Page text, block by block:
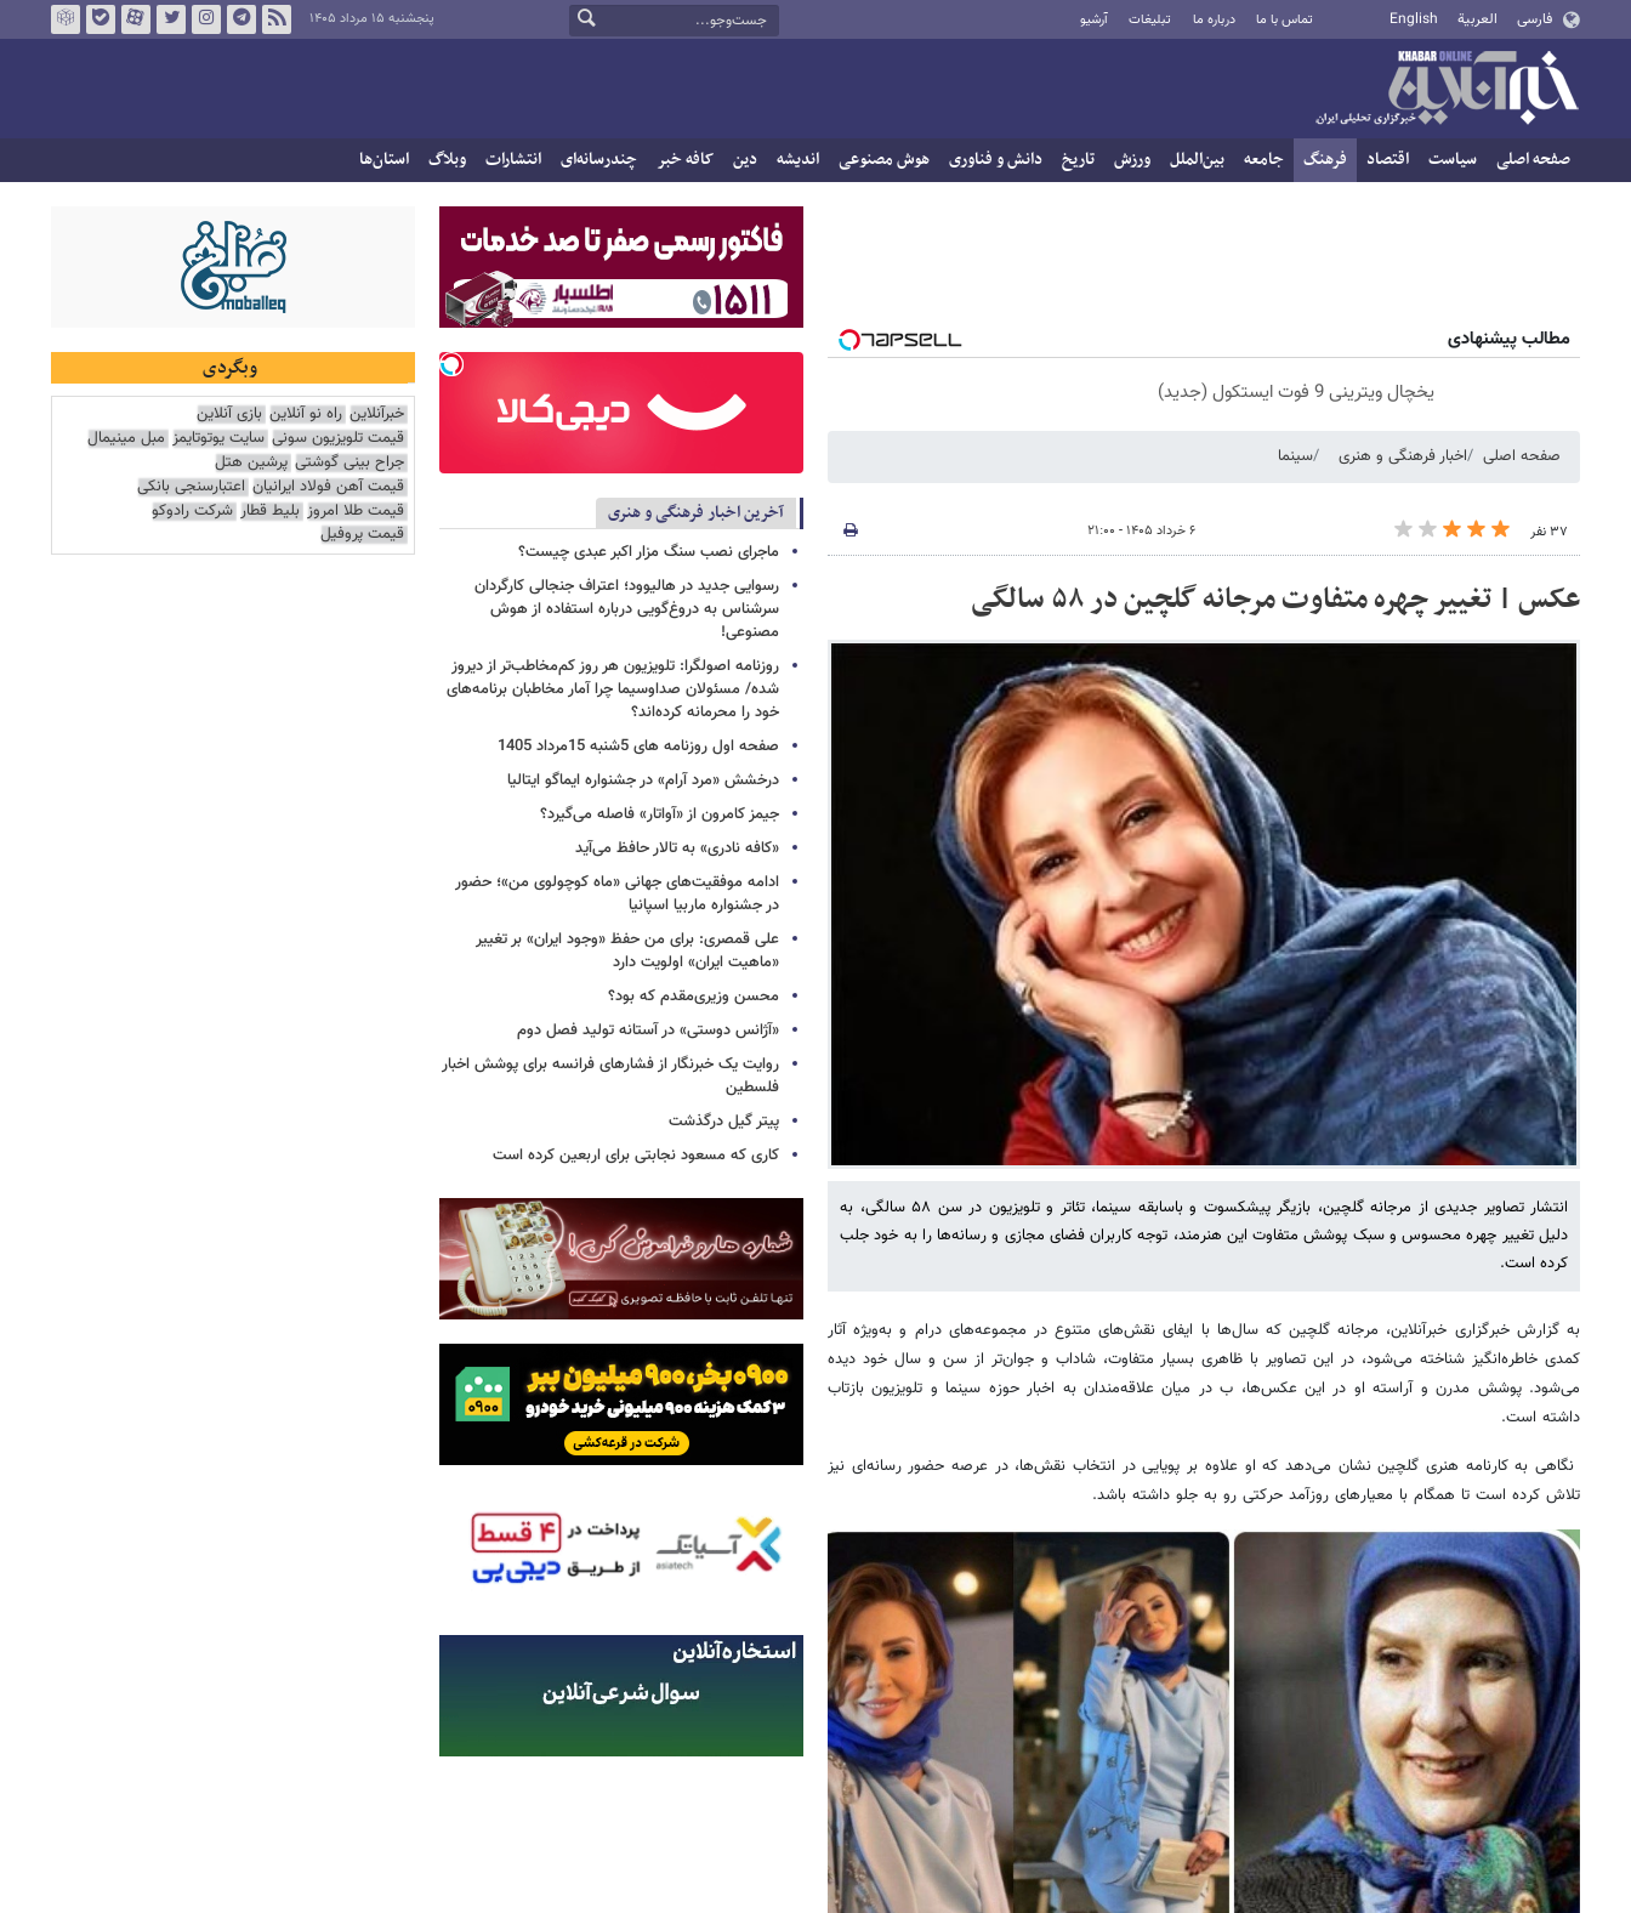
فارسی العربية English تماس با ما درباره ما تبلیغات آرشیو پنجشنبه ۱۵ مرداد ۱۴۰۵
صفحه اصلی سیاست اقتصاد فرهنگ جامعه بین‌الملل ورزش تاریخ دانش و فناوری هوش مصنوعی اندیشه دین کافه خبر چندرسانه‌ای انتشارات وبلاگ استان‌ها
مطالب پیشنهادی
یخچال ویترینی 9 فوت ایستکول (جدید)
صفحه اصلی اخبار فرهنگی و هنری سینما
۳۷ نفر ۶ خرداد ۱۴۰۵ - ۲۱:۰۰
عکس | تغییر چهره متفاوت مرجانه گلچین در ۵۸ سالگی
انتشار تصاویر جدیدی از مرجانه گلچین، بازیگر پیشکسوت و باسابقه سینما، تئاتر و تلویزیون در سن ۵۸ سالگی، به
دلیل تغییر چهره محسوس و سبک پوشش متفاوت این هنرمند، توجه کاربران فضای مجازی و رسانه‌ها را به خود جلب
کرده است.
به گزارش خبرگزاری خبرآنلاین، مرجانه گلچین که سال‌ها با ایفای نقش‌های متنوع در مجموعه‌های درام و به‌ویژه آثار
کمدی خاطره‌انگیز شناخته می‌شود، در این تصاویر با ظاهری بسیار متفاوت، شاداب و جوان‌تر از سن و سال خود دیده
می‌شود. پوشش مدرن و آراسته او در این عکس‌ها، ب در میان علاقه‌مندان به اخبار حوزه سینما و تلویزیون بازتاب
داشته است.
نگاهی به کارنامه هنری گلچین نشان می‌دهد که او علاوه بر پویایی در انتخاب نقش‌ها، در عرصه حضور رسانه‌ای نیز
تلاش کرده است تا همگام با معیارهای روزآمد حرکتی رو به جلو داشته باشد.
آخرین اخبار فرهنگی و هنری
ماجرای نصب سنگ مزار اکبر عبدی چیست؟
رسوایی جدید در هالیوود؛ اعتراف جنجالی کارگردان
سرشناس به دروغ‌گویی درباره استفاده از هوش
مصنوعی!
روزنامه اصولگرا: تلویزیون هر روز کم‌مخاطب‌تر از دیروز
شده/ مسئولان صداوسیما چرا آمار مخاطبان برنامه‌های
خود را محرمانه کرده‌اند؟
صفحه اول روزنامه های 5شنبه 15مرداد 1405
درخشش «مرد آرام» در جشنواره ایماگو ایتالیا
جیمز کامرون از «آواتار» فاصله می‌گیرد؟
«کافه نادری» به تالار حافظ می‌آید
ادامه موفقیت‌های جهانی «ماه کوچولوی من»؛ حضور
در جشنواره ماربیا اسپانیا
علی قمصری: برای من حفظ «وجود ایران» بر تغییر
«ماهیت ایران» اولویت دارد
محسن وزیری‌مقدم که بود؟
«آژانس دوستی» در آستانه تولید فصل دوم
روایت یک خبرنگار از فشارهای فرانسه برای پوشش اخبار
فلسطین
پیتر گیل درگذشت
کاری که مسعود نجابتی برای اربعین کرده است
وبگردی
خبرآنلاین راه نو آنلاین بازی آنلاین
قیمت تلویزیون سونی سایت یوتوتایمز مبل مینیمال
جراح بینی گوشتی پرشین هتل
قیمت آهن فولاد ایرانیان اعتبارسنجی بانکی
قیمت طلا امروز بلیط قطار شرکت رادوکو
قیمت پروفیل